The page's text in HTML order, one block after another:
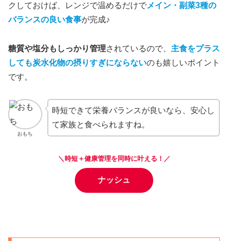
クしておけば、レンジで温めるだけでメイン・副菜3種の
バランスの良い食事が完成♪
糖質や塩分もしっかり管理されているので、 主食をプラス
しても炭水化物の摂りすぎにならないのも嬉しいポイント
です。
おもち
時短できて栄養バランスが良いなら、安心し
て家族と食べられますね。
＼時短＋健康管理を同時に叶える！／
ナッシュ